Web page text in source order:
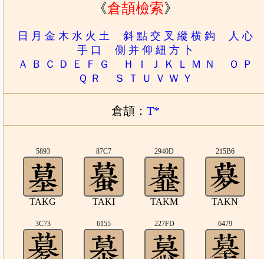
《倉頡檢索》
日 月 金 木 水 火 土 斜 點 交 叉 縱 横 鈎 人 心
手 口 側 并 仰 紐 方
卜
Ａ
Ｂ Ｃ Ｄ Ｅ Ｆ Ｇ Ｈ Ｉ Ｊ Ｋ Ｌ Ｍ Ｎ Ｏ
Ｐ
Ｑ Ｒ Ｓ Ｔ Ｕ Ｖ Ｗ Ｙ
倉頡： T*
5893
TAKG
87C7
TAKI
2940D
TAKM
215B6
TAKN
3C73 6155 227FD 6479